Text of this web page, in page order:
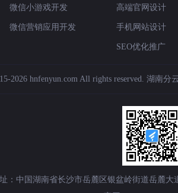
微信小游戏开发
微信营销应用开发
高端官网设计
手机网站设计
SEO优化推广
2026 hnfenyun.com All rights reserved. 湖南分
：中国湖南省长沙市岳麓区银盆岭街道岳麓大